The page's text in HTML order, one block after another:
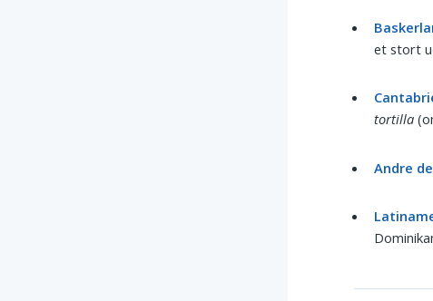
et stort
tortilla
Andre